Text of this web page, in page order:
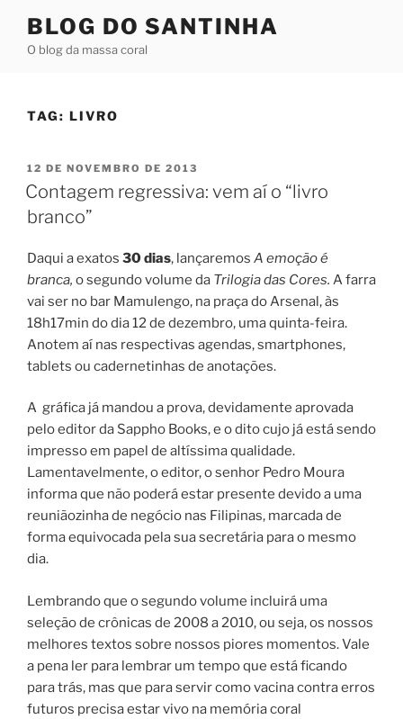
BLOG DO SANTINHA
O blog da massa coral
TAG: LIVRO
PUBLICADO
EM
12 DE NOVEMBRO DE 2013
Contagem regressiva: vem aí o “livro
branco”
Daqui a exatos 30 dias, lançaremos A emoção é
branca, o segundo volume da Trilogia das Cores. A farra
vai ser no bar Mamulengo, na praça do Arsenal, às
18h17min do dia 12 de dezembro, uma quinta-feira.
Anotem aí nas respectivas agendas, smartphones,
tablets ou cadernetinhas de anotações.
A gráfica já mandou a prova, devidamente aprovada
pelo editor da Sappho Books, e o dito cujo já está sendo
impresso em papel de altíssima qualidade.
Lamentavelmente, o editor, o senhor Pedro Moura
informa que não poderá estar presente devido a uma
reuniãozinha de negócio nas Filipinas, marcada de
forma equivocada pela sua secretária para o mesmo
dia.
Lembrando que o segundo volume incluirá uma
seleção de crônicas de 2008 a 2010, ou seja, os nossos
melhores textos sobre nossos piores momentos. Vale
a pena ler para lembrar um tempo que está ficando
para trás, mas que para servir como vacina contra erros
futuros precisa estar vivo na memória coral